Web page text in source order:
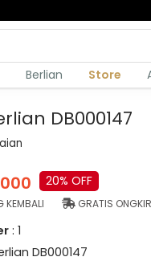
Berlian Store
DB000147
20% OFF
KEMBALI GRATIS ONGKIR
: 1
DB000147